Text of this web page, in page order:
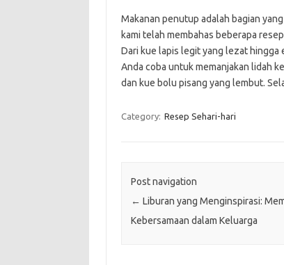
Makanan penutup adalah bagian
kami telah membahas beberapa
Dari kue lapis legit yang lezat hingga
Anda coba untuk memanjakan lidah
dan kue bolu pisang yang lembut.
Category: Resep Sehari-hari
Post navigation
← Liburan yang Menginspirasi:
Kebersamaan dalam Keluarga